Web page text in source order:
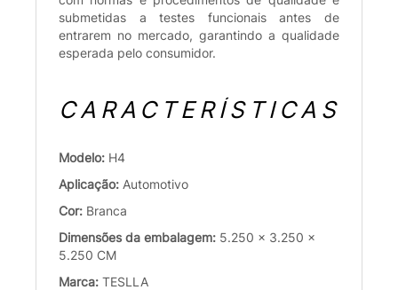
submetidas a testes funcionais antes de
entrarem no mercado, garantindo a qualidade
esperada pelo consumidor.
CARACTERÍSTICAS
Modelo: H4
Aplicação: Automotivo
Cor: Branca
Dimensões da embalagem: 5.250 x 3.250 x
5.250 CM
Marca: TESLLA